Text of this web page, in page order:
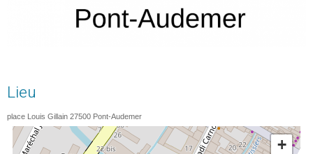
Lieu
place Louis Gillain 27500 Pont-Audemer
+